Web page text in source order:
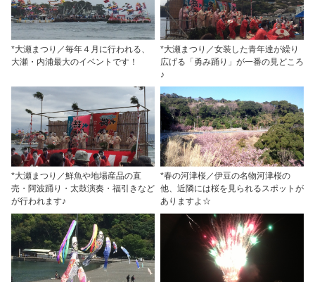
*大瀬まつり／毎年４月に行われる、
大瀬・内浦最大のイベントです！
*大瀬まつり／女装した青年達が繰り
広げる「勇み踊り」が一番の見どころ
♪
*大瀬まつり／鮮魚や地場産品の直
売・阿波踊り・太鼓演奏・福引きなど
が行われます♪
*春の河津桜／伊豆の名物河津桜の
他、近隣には桜を見られるスポットが
ありますよ☆